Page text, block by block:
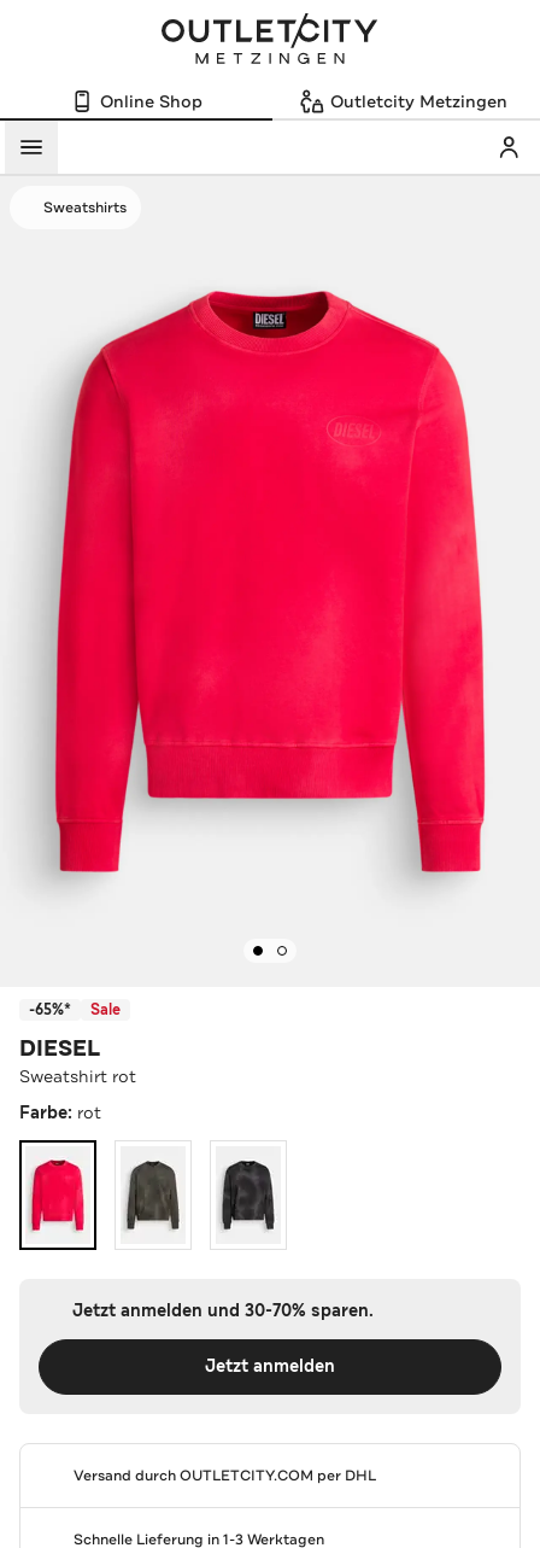
Online Shop Outletcity Metzingen
Menü
Sweatshirts
-65%* Sale
DIESEL
Sweatshirt rot
Farbe: rot
Jetzt anmelden und 30-70% sparen.
Jetzt anmelden
Versand durchOUTLETCITY.COM per DHL
Schnelle Lieferung in 1-3 Werktagen